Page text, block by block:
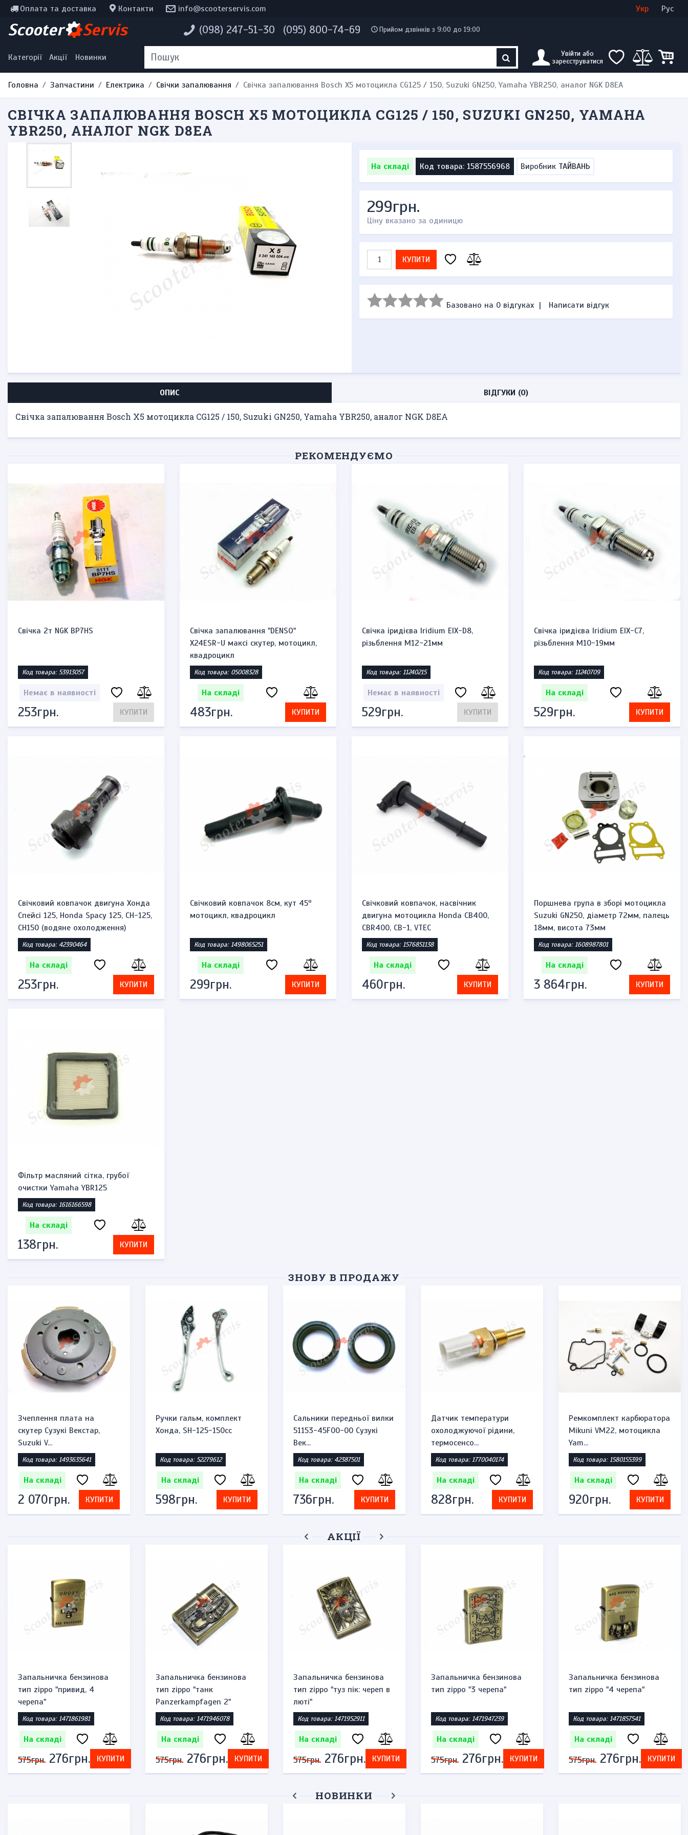
Оплата та доставка Контакти info@scooterservis.com Укр Рус
Scooter Servis (098) 247-51-30 (095) 800-74-69 Прийом дзвінків з 9:00 до 19:00
Категорії Акції Новинки
Увійти або
зареєструватися
Інструменти, мотохімія
Наклейки
Одяг та екіпірування
Головна Запчастини Електрика Свічки запалювання Свічка запалювання Bosch X5 мотоцикла CG125 / 150, Suzuki GN250, Yamaha YBR250, аналог NGK D8EA
СВІЧКА ЗАПАЛЮВАННЯ BOSCH X5 МОТОЦИКЛА CG125 / 150, SUZUKI GN250, YAMAHA
YBR250, АНАЛОГ NGK D8EA
На складі Код товара: 1587556968 Виробник ТАЙВАНЬ
299грн.
Ціну вказано за одиницю
КУПИТИ
Базовано на 0 відгуках | Написати відгук
ОПИС ВІДГУКИ (0)
Свічка запалювання Bosch X5 мотоцикла CG125 / 150, Suzuki GN250, Yamaha YBR250, аналог NGK D8EA
РЕКОМЕНДУЄМО
Свічка 2т NGK BP7HS
Код товара: 53913057
Немає в наявності
253грн. КУПИТИ
Свічка запалювання "DENSO"
X24ESR-U максі скутер, мотоцикл,
квадроцикл
Код товара: 05008328
На складі
483грн. КУПИТИ
Свічка іридієва Iridium EIX-D8,
різьблення М12-21мм
Код товара: 11240215
Немає в наявності
529грн. КУПИТИ
Свічка іридієва Iridium EIX-С7,
різьблення М10-19мм
Код товара: 11240709
На складі
529грн. КУПИТИ
Свічковий ковпачок двигуна Хонда
Спейсі 125, Honda Spacy 125, CH-125,
CH150 (водяне охолодження)
Код товара: 42390464
На складі
253грн. КУПИТИ
Свічковий ковпачок 8см, кут 45º
мотоцикл, квадроцикл
Код товара: 1498065251
На складі
299грн. КУПИТИ
Свічковий ковпачок, насвічник
двигуна мотоцикла Honda CB400,
CBR400, CB-1, VTEC
Код товара: 1576851138
На складі
460грн. КУПИТИ
Поршнева група в зборі мотоцикла
Suzuki GN250, діаметр 72мм, палець
18мм, висота 73мм
Код товара: 1608987801
На складі
3 864грн. КУПИТИ
Фільтр масляний сітка, грубої
очистки Yamaha YBR125
Код товара: 1616166598
На складі
138грн. КУПИТИ
ЗНОВУ В ПРОДАЖУ
Зчеплення плата на
скутер Сузукі Векстар,
Suzuki V...
Код товара: 1493635641
На складі
2 070грн. КУПИТИ
Ручки гальм, комплект
Хонда, SH-125-150cc
Код товара: 52279612
На складі
598грн. КУПИТИ
Сальники передньої вилки
51153-45F00-00 Сузукі
Век...
Код товара: 42387501
На складі
736грн. КУПИТИ
Датчик температури
охолоджуючої рідини,
термосенсо...
Код товара: 1770040174
На складі
828грн. КУПИТИ
Ремкомплект карбюратора
Mikuni VM22, мотоцикла
Yam...
Код товара: 1580155399
На складі
920грн. КУПИТИ
АКЦІЇ
Запальничка бензинова
тип zippo "привид, 4
черепа"
Код товара: 1471861981
На складі
575грн. 276грн. КУПИТИ
Запальничка бензинова
тип zippo "танк
Panzerkampfagen 2"
Код товара: 1471946078
На складі
575грн. 276грн. КУПИТИ
Запальничка бензинова
тип zippo "туз пік: череп в
люті"
Код товара: 1471952911
На складі
575грн. 276грн. КУПИТИ
Запальничка бензинова
тип zippo "3 черепа"
Код товара: 1471947239
На складі
575грн. 276грн. КУПИТИ
Запальничка бензинова
тип zippo "4 черепа"
Код товара: 1471857541
На складі
575грн. 276грн. КУПИТИ
НОВИНКИ